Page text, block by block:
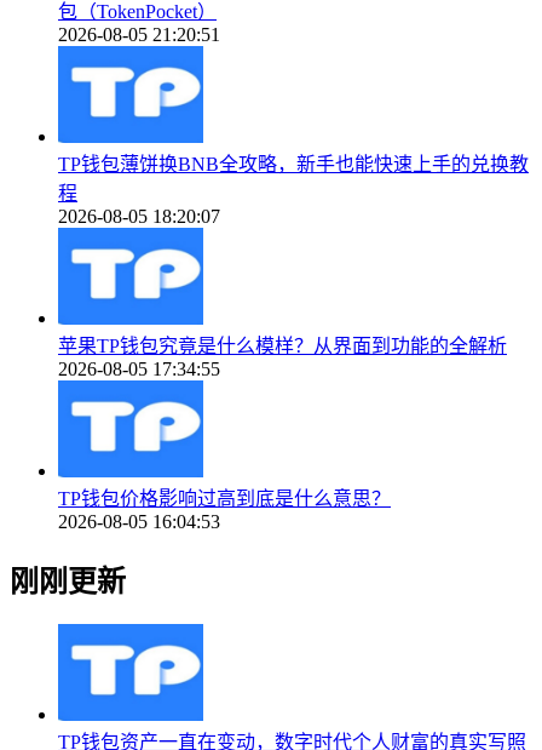
包（TokenPocket）
2026-08-05 21:20:51
TP钱包薄饼换BNB全攻略，新手也能快速上手的兑换教
程
2026-08-05 18:20:07
苹果TP钱包究竟是什么模样？从界面到功能的全解析
2026-08-05 17:34:55
TP钱包价格影响过高到底是什么意思？
2026-08-05 16:04:53
刚刚更新
TP钱包资产一直在变动，数字时代个人财富的真实写照